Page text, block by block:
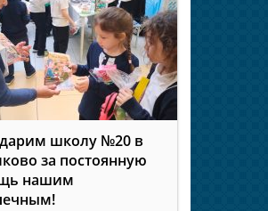
школу №20 в
за постоянную
нашим